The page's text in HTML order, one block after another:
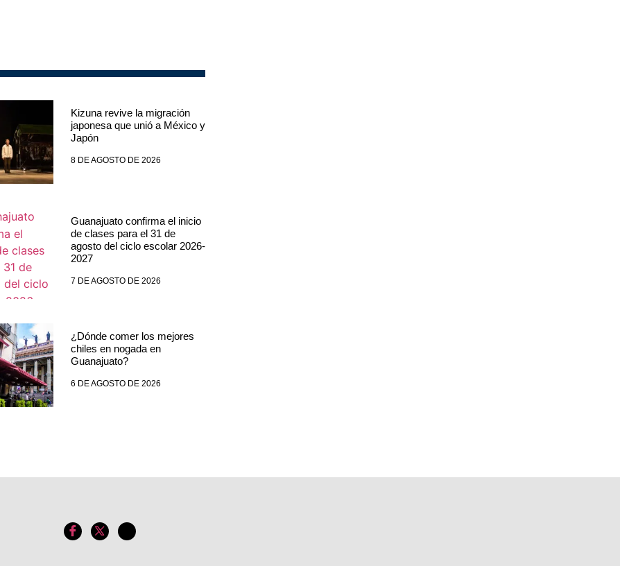
Kizuna revive la migración
japonesa que unió a México y
Japón
8 DE AGOSTO DE 2026
Guanajuato confirma el inicio
de clases para el 31 de
agosto del ciclo escolar 2026-
2027
7 DE AGOSTO DE 2026
¿Dónde comer los mejores
chiles en nogada en
Guanajuato?
6 DE AGOSTO DE 2026